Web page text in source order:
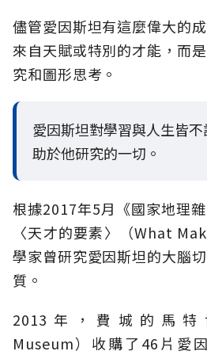
儘管愛因斯坦有這麼偉大的
來自天賦或特別的才能，而
究和圖形思考。
愛因斯坦對學習與人生皆
助於他研究的一切。
根據2017年5月《國家地理
〈天才的要素〉（What
學家曾研究愛因斯坦的大腦
質。
2013年，費城的馬
Museum）收購了46片愛